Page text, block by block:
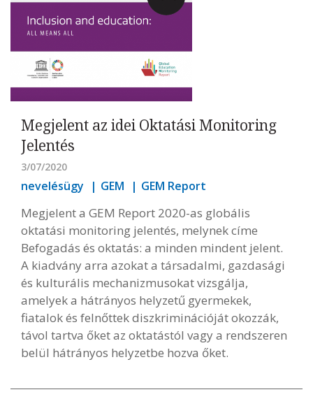
Megjelent az idei Oktatási Monitoring
Jelentés
3/07/2020
nevelésügy GEM GEM Report
Megjelent a GEM Report 2020-as globális
oktatási monitoring jelentés, melynek címe
Befogadás és oktatás: a minden mindent jelent.
A kiadvány arra azokat a társadalmi, gazdasági
és kulturális mechanizmusokat vizsgálja,
amelyek a hátrányos helyzetű gyermekek,
fiatalok és felnőttek diszkriminációját okozzák,
távol tartva őket az oktatástól vagy a rendszeren
belül hátrányos helyzetbe hozva őket.